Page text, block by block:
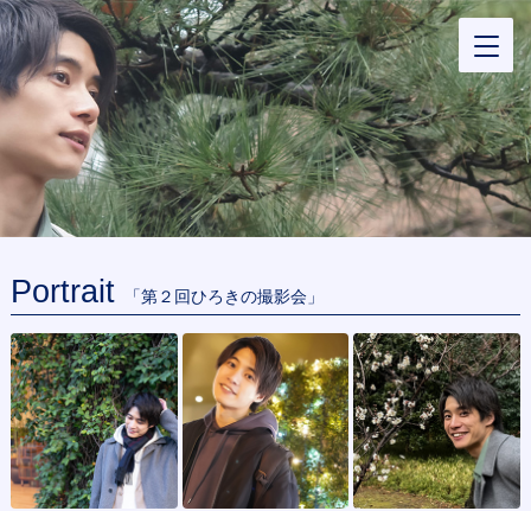
Portrait 「第２回ひろきの撮影会」